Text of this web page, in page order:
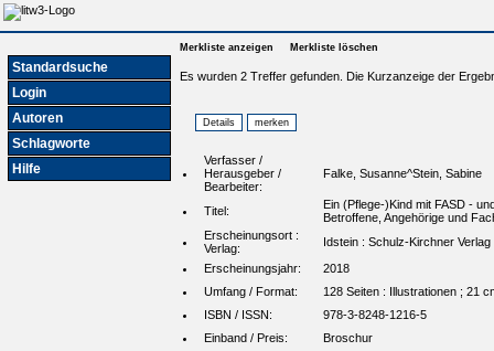
Standardsuche
Login
Autoren
Schlagworte
Hilfe
Merkliste anzeigen Merkliste löschen
Es wurden 2 Treffer gefunden. Die Kurzanzeige der
Verfasser /
Herausgeber /
Bearbeiter:
Falke, Susanne^Stein, Sabine
Titel:
Ein (Pflege-)Kind mit FASD -
Betroffene, Angehörige und
Erscheinungsort :
Verlag:
Idstein : Schulz-Kirchner Verlag
Erscheinungsjahr:
2018
Umfang / Format:
128 Seiten : Illustrationen ; 21
ISBN / ISSN:
978-3-8248-1216-5
Einband / Preis:
Broschur